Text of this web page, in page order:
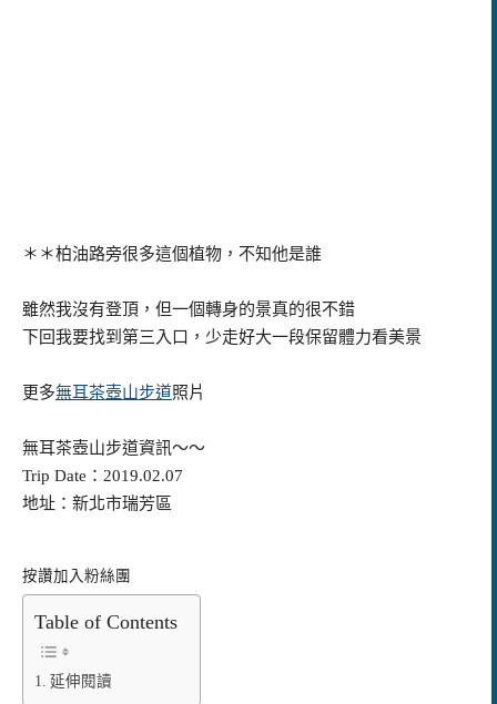
＊＊柏油路旁很多這個植物，不知他是誰
雖然我沒有登頂，但一個轉身的景真的很不錯
下回我要找到第三入口，少走好大一段保留體力看美景
更多無耳茶壺山步道照片
無耳茶壺山步道資訊～～
Trip Date：2019.02.07
地址：新北市瑞芳區
按讚加入粉絲團
Table of Contents
延伸閱讀